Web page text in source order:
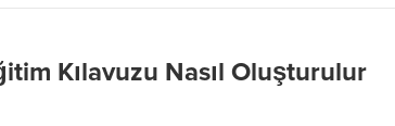
Kılavuzu Nasıl Oluşturulur